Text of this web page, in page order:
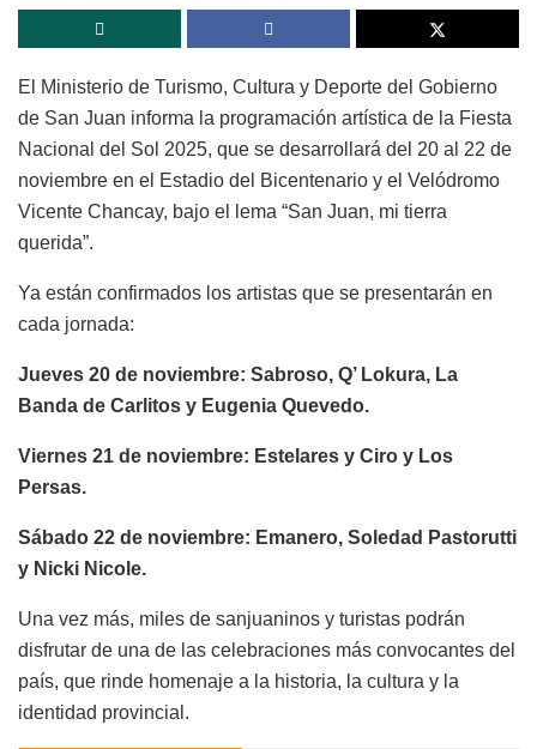
El Ministerio de Turismo, Cultura y Deporte del Gobierno
de San Juan informa la programación artística de la Fiesta
Nacional del Sol 2025, que se desarrollará del 20 al 22 de
noviembre en el Estadio del Bicentenario y el Velódromo
Vicente Chancay, bajo el lema “San Juan, mi tierra
querida”.
Ya están confirmados los artistas que se presentarán en
cada jornada:
Jueves 20 de noviembre: Sabroso, Q’ Lokura, La
Banda de Carlitos y Eugenia Quevedo.
Viernes 21 de noviembre: Estelares y Ciro y Los
Persas.
Sábado 22 de noviembre: Emanero, Soledad Pastorutti
y Nicki Nicole.
Una vez más, miles de sanjuaninos y turistas podrán
disfrutar de una de las celebraciones más convocantes del
país, que rinde homenaje a la historia, la cultura y la
identidad provincial.